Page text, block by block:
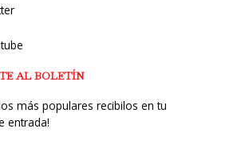
AL BOLETÍN
más populares recibilos en tu
entrada!